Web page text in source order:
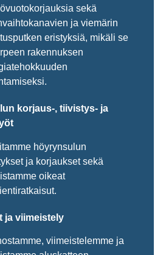
sekä
ja viemärin
eristyksiä, mikäli se
rakennuksen
korjaus-, tiivistys- ja
höyrynsulun
ja korjaukset sekä
oikeat
ja viimeistely
viimeistelemme ja